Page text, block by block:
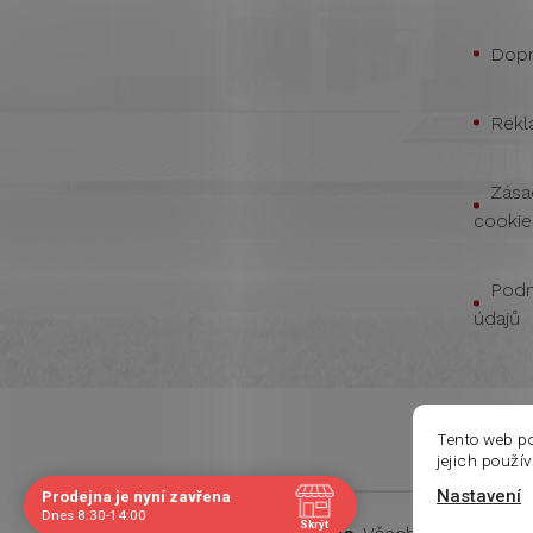
Tento web
jejich
Nastavení
údajů
Prodejna je nyní zavřena
Dnes 8:30-14:00
Skrýt
Navštivte nás osobně